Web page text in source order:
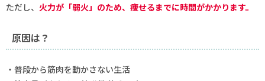
ただし、 火力が「弱火」のため、痩せるまでに時間がかかります。
原因は？
・普段から筋肉を動かさない生活